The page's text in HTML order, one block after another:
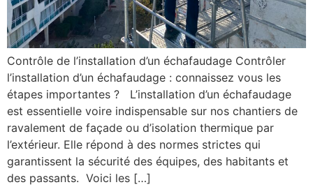
Contrôle de l’installation d’un échafaudage Contrôler
l’installation d’un échafaudage : connaissez vous les
étapes importantes ? L’installation d’un échafaudage
est essentielle voire indispensable sur nos chantiers de
ravalement de façade ou d’isolation thermique par
l’extérieur. Elle répond à des normes strictes qui
garantissent la sécurité des équipes, des habitants et
des passants. Voici les […]